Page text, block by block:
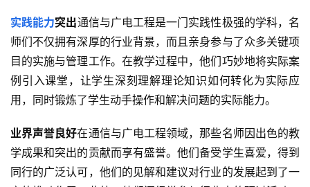
实践能力突出通信与广电工程是一门实践性极强的学科，名
师们不仅拥有深厚的行业背景，而且亲身参与了众多关键项
目的实施与管理工作。在教学过程中，他们巧妙地将实际案
例引入课堂，让学生深刻理解理论知识如何转化为实际应
用，同时锻炼了学生动手操作和解决问题的实际能力。
业界声誉良好在通信与广电工程领域，那些名师因出色的教
学成果和突出的贡献而享有盛誉。他们备受学生喜爱，得到
同行的广泛认可，他们的见解和建议对行业的发展起到了一